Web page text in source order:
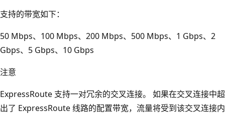
支持的带宽如下：
50 Mbps、100 Mbps、200 Mbps、500 Mbps、1 Gbps、2
Gbps、5 Gbps、10 Gbps
注意
ExpressRoute 支持一对冗余的交叉连接。 如果在交叉连接中超
出了 ExpressRoute 线路的配置带宽，流量将受到该交叉连接内